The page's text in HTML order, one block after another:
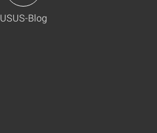
USUS-Blog